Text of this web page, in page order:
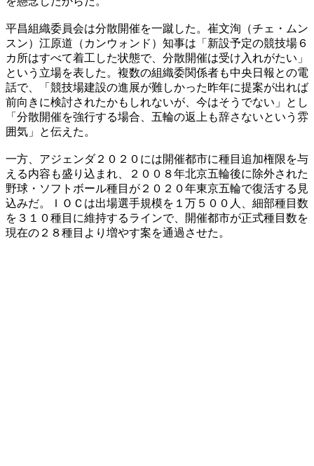
平昌組織委員会は分散開催を一蹴した。崔文洵（チェ・ムン
スン）江原道（カンウォンド）知事は「新設予定の競技場６
カ所はすべて着工した状態で、分散開催は受け入れがたい」
という立場を表した。複数の組織委関係者も中央日報との電
話で、「競技場建設の進展が難しかった昨年に提案が出れば
前向きに検討されたかもしれないが、今はそうでない」とし
「分散開催を強行する場合、五輪の返上も辞さないという雰
囲気」と伝えた。
一方、アジェンダ２０２０には開催都市に種目追加権限を与
える内容も盛り込まれ、２００８年北京五輪後に除外された
野球・ソフトボール種目が２０２０年東京五輪で復活する見
込みだ。ＩＯＣは出場選手規模を１万５００人、細部種目数
を３１０種目に維持するラインで、開催都市が正式種目数を
現在の２８種目より増やす案を通過させた。